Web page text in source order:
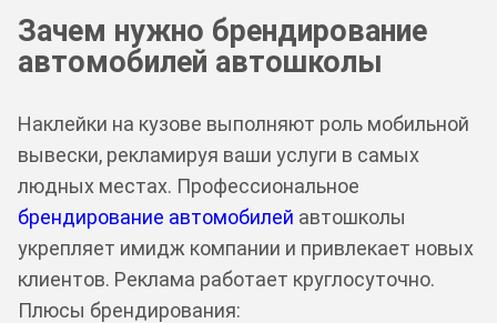
Зачем нужно брендирование
автомобилей автошколы
Наклейки на кузове выполняют роль мобильной
вывески, рекламируя ваши услуги в самых
людных местах. Профессиональное
брендирование автомобилей автошколы
укрепляет имидж компании и привлекает новых
клиентов. Реклама работает круглосуточно.
Плюсы брендирования: